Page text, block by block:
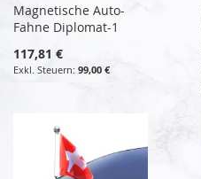
Magnetische Auto-
Fahne Diplomat-1
117,81 €
99,00 €